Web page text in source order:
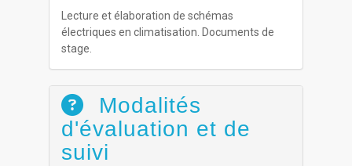
Lecture et élaboration de schémas
électriques en climatisation. Documents de
stage.
Modalités
d'évaluation et de
suivi